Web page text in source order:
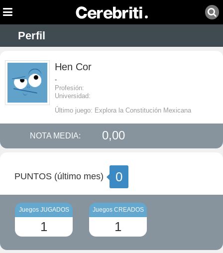
Perfil
Hen Cor
-
Profesión:
Universidad:
Último juego: Explora la Constitución Mexicana
NOTA MEDIA: 0,00
PUNTOS (último mes) 0
Juegos JUGADOS
1
Juegos CREADOS
1